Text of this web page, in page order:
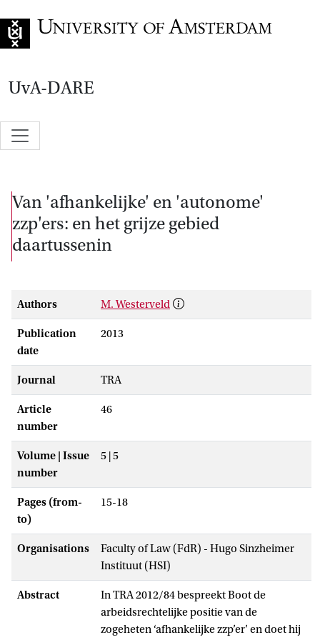
UvA-DARE
Van 'afhankelijke' en 'autonome'
zzp'ers: en het grijze gebied
daartussenin
Authors M. Westerveld
Publication
date
2013
Journal TRA
Article
number
46
Volume | Issue
number
5 | 5
Pages (from-
to)
15-18
Organisations
Faculty of Law (FdR) - Hugo Sinzheimer
Instituut (HSI)
Abstract
In TRA 2012/84 bespreekt Boot de
arbeidsrechtelijke positie van de
zogeheten ‘afhankelijke zzp’er’ en doet hij